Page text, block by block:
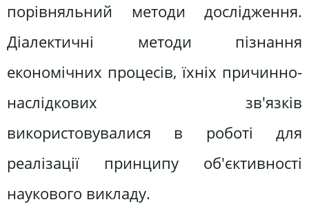
порівняльний методи дослідження.
Діалектичні методи пізнання
економічних процесів, їхніх причинно-
наслідкових зв'язків
використовувалися в роботі для
реалізації принципу об'єктивності
наукового викладу.